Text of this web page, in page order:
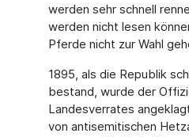
werden sehr schnell
werden nicht lesen
Pferde nicht zur Wahl
1895, als die Republik
bestand, wurde der
Landesverrates
von antisemitischen